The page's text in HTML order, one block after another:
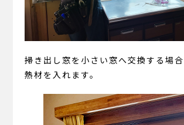
掃き出し窓を小さい窓へ交換する場
熱材を入れます。